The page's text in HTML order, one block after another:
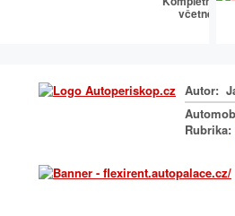
včetně
Autor:
Rubrika: